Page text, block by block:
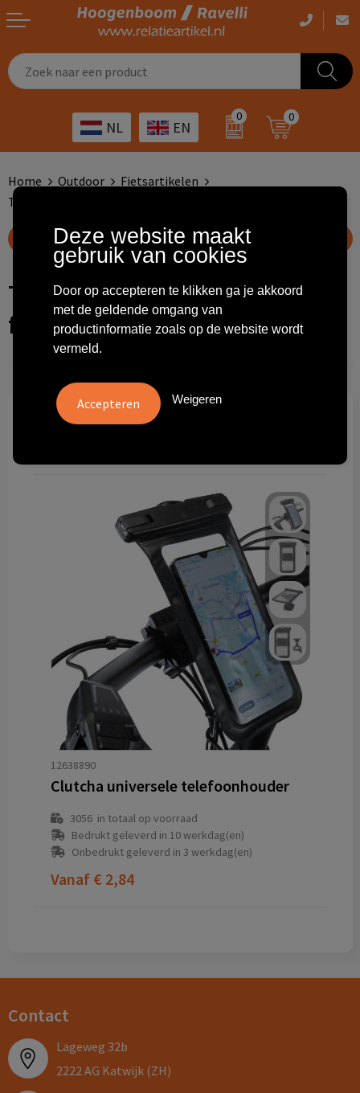
NL EN
0 0
Giveaways
Outdoor
Tassen
Office
Schrijfwaren
Themageschenken
Werkkleding
Sportkleding
Outdoor artikelen bedrukken
Giveaways bedrukken
Transport
Horeca
Kunst & cultuur
Kinderopvang
Landbouw
Home Outdoor
Fietsartikelen
Telefoonhouders voor op de fiets
Toon filteropties
Telefoonhouders voor op de
fiets
12638890
Clutcha universele telefoonhouder
3056in totaal op voorraad
Bedrukt geleverd in 10 werkdag(en)
Onbedrukt geleverd in 3 werkdag(en)
Vanaf € 2,84
Contact
Lageweg 32b
2222 AG Katwijk (ZH)
Deze website maakt
gebruik van cookies
Door op accepteren te klikken ga je akkoord
met de geldende omgang van
productinformatie zoals op de website wordt
vermeld.
Weigeren